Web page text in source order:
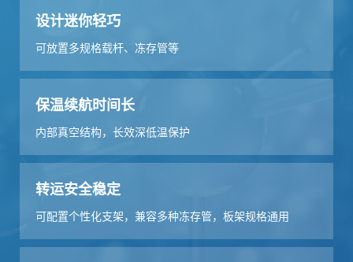
设计迷你轻巧
可放置多规格载杆、冻存管等
保温续航时间长
内部真空结构，长效深低温保护
转运安全稳定
可配置个性化支架，兼容多种冻存管，板架规格通用